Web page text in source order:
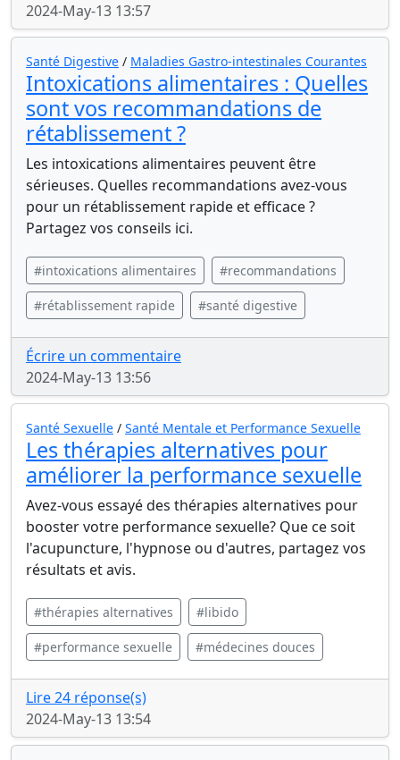
2024-May-13 13:57
Santé Digestive / Maladies Gastro-intestinales Courantes
Intoxications alimentaires : Quelles
sont vos recommandations de
rétablissement ?
Les intoxications alimentaires peuvent être
sérieuses. Quelles recommandations avez-vous
pour un rétablissement rapide et efficace ?
Partagez vos conseils ici.
#intoxications alimentaires #recommandations
#rétablissement rapide #santé digestive
Écrire un commentaire
2024-May-13 13:56
Santé Sexuelle / Santé Mentale et Performance Sexuelle
Les thérapies alternatives pour
améliorer la performance sexuelle
Avez-vous essayé des thérapies alternatives pour
booster votre performance sexuelle? Que ce soit
l'acupuncture, l'hypnose ou d'autres, partagez vos
résultats et avis.
#thérapies alternatives #libido
#performance sexuelle #médecines douces
Lire 24 réponse(s)
2024-May-13 13:54